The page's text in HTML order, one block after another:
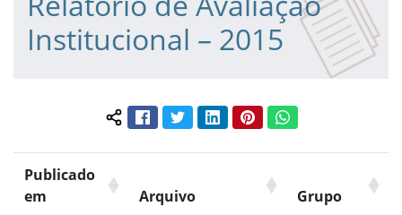
Institucional – 2015
Compartilhar conteúdo:
FacebookTwitterLinkedInPinterestWhatsApp
Publicado
em
Arquivo Grupo